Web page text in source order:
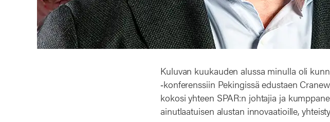
Kuluvan kuukauden alussa minulla oli
‑konferenssiin Pekingissä edustaen
kokosi yhteen SPAR:n johtajia ja
ainutlaatuisen alustan innovaatioille,